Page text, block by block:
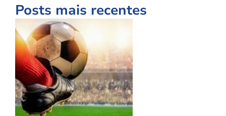
Posts mais recentes